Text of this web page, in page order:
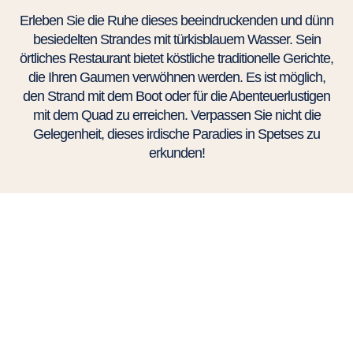
Erleben Sie die Ruhe dieses beeindruckenden und dünn
besiedelten Strandes mit türkisblauem Wasser. Sein
örtliches Restaurant bietet köstliche traditionelle Gerichte,
die Ihren Gaumen verwöhnen werden. Es ist möglich,
den Strand mit dem Boot oder für die Abenteuerlustigen
mit dem Quad zu erreichen. Verpassen Sie nicht die
Gelegenheit, dieses irdische Paradies in Spetses zu
erkunden!